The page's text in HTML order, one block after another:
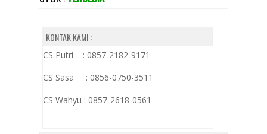
KONTAK KAMI :
CS Putri : 0857-2182-9171
CS Sasa : 0856-0750-3511
CS Wahyu : 0857-2618-0561